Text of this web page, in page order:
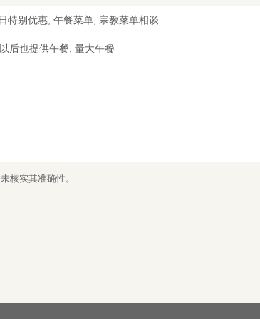
特别优惠, 午餐菜单, 宗教菜单相谈
后也提供午餐, 量大午餐
核实其准确性。